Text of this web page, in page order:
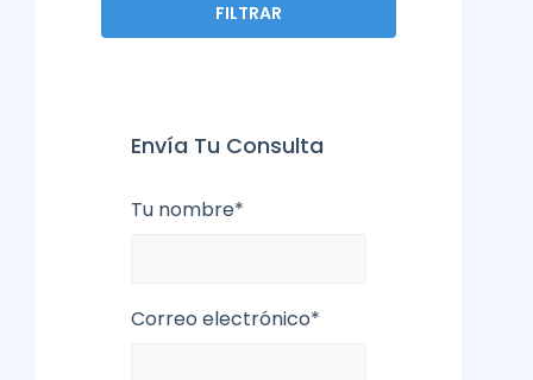
FILTRAR
Envía Tu Consulta
Tu nombre*
Correo electrónico*